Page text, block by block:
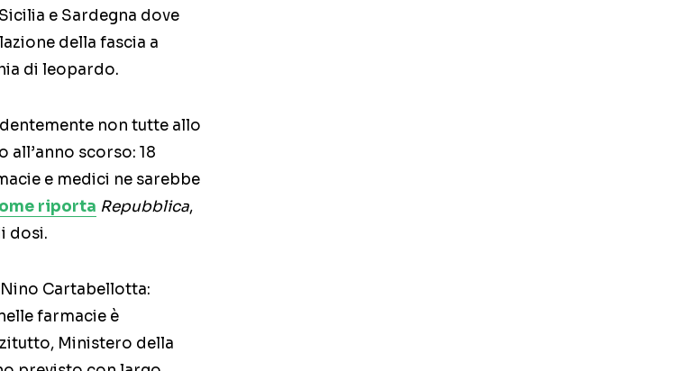
e Sardegna dove
della fascia a
di leopardo.
non tutte allo
scorso: 18
e medici ne sarebbe
riporta Repubblica,
dosi.
Cartabellotta:
farmacie è
Ministero della